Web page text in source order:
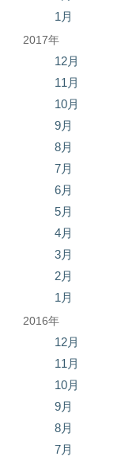
1月
2017年
12月
11月
10月
9月
8月
7月
6月
5月
4月
3月
2月
1月
2016年
12月
11月
10月
9月
8月
7月